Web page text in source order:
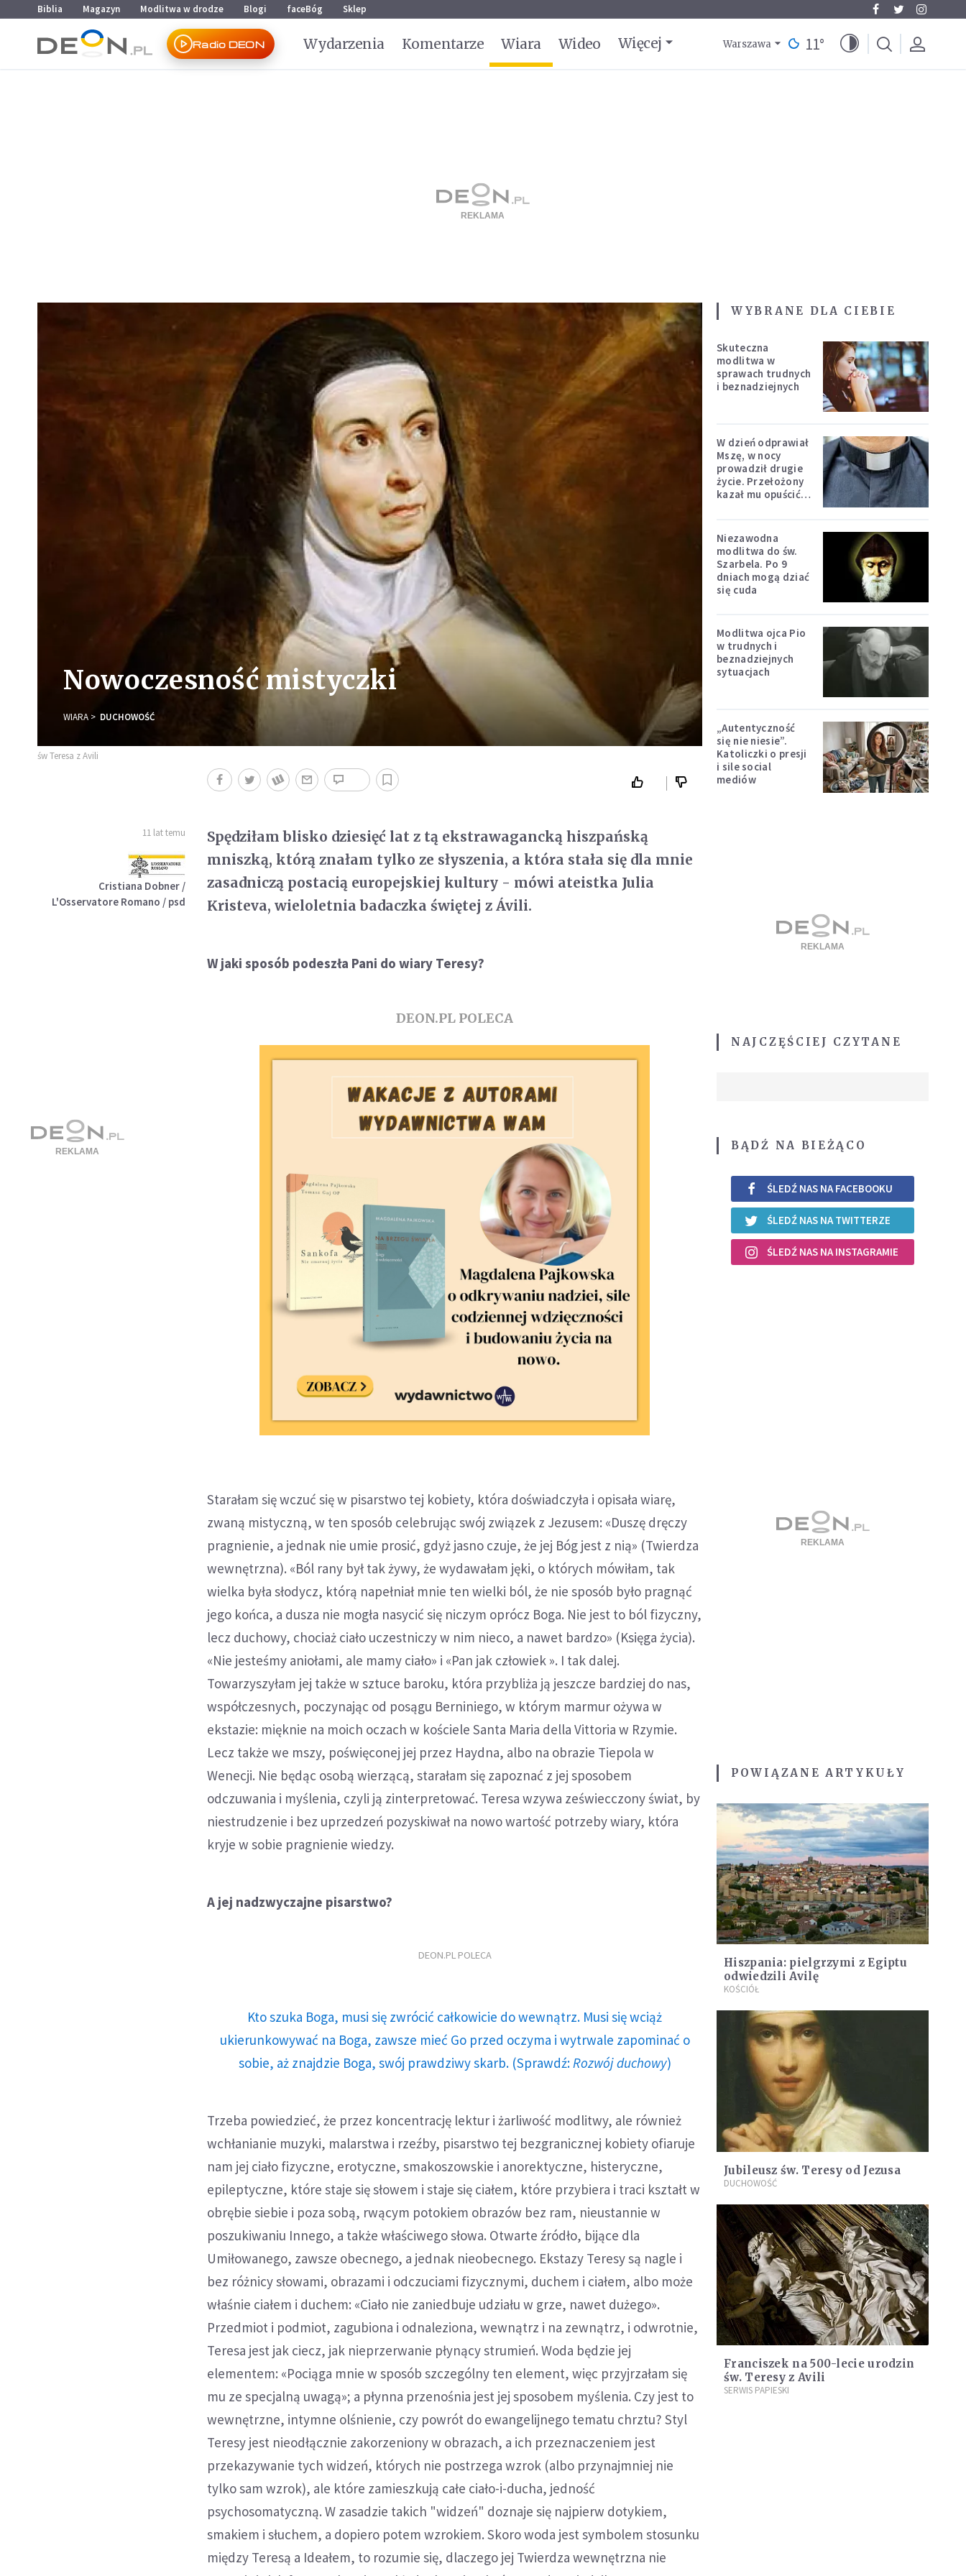
Przejdź do menu głównego
Przejdź do treści
Biblia Magazyn Modlitwa w drodze Blogi faceBóg Sklep
Radio DEON Wydarzenia Komentarze Wiara Wideo Więcej Warszawa 11°
Nowoczesność mistyczki
WIARA DUCHOWOŚĆ
św Teresa z Avili
11 lat temu
Cristiana Dobner /
L'Osservatore Romano / psd
Spędziłam blisko dziesięć lat z tą ekstrawagancką hiszpańską
mniszką, którą znałam tylko ze słyszenia, a która stała się dla mnie
zasadniczą postacią europejskiej kultury - mówi ateistka Julia
Kristeva, wieloletnia badaczka świętej z Ávili.
W jaki sposób podeszła Pani do wiary Teresy?
DEON.PL POLECA
Starałam się wczuć się w pisarstwo tej kobiety, która doświadczyła i opisała wiarę,
zwaną mistyczną, w ten sposób celebrując swój związek z Jezusem: «Duszę dręczy
pragnienie, a jednak nie umie prosić, gdyż jasno czuje, że jej Bóg jest z nią» (Twierdza
wewnętrzna). «Ból rany był tak żywy, że wydawałam jęki, o których mówiłam, tak
wielka była słodycz, którą napełniał mnie ten wielki ból, że nie sposób było pragnąć
jego końca, a dusza nie mogła nasycić się niczym oprócz Boga. Nie jest to ból fizyczny,
lecz duchowy, chociaż ciało uczestniczy w nim nieco, a nawet bardzo» (Księga życia).
«Nie jesteśmy aniołami, ale mamy ciało» i «Pan jak człowiek ». I tak dalej.
Towarzyszyłam jej także w sztuce baroku, która przybliża ją jeszcze bardziej do nas,
współczesnych, poczynając od posągu Berniniego, w którym marmur ożywa w
ekstazie: mięknie na moich oczach w kościele Santa Maria della Vittoria w Rzymie.
Lecz także we mszy, poświęconej jej przez Haydna, albo na obrazie Tiepola w
Wenecji. Nie będąc osobą wierzącą, starałam się zapoznać z jej sposobem
odczuwania i myślenia, czyli ją zinterpretować. Teresa wzywa zeświecczony świat, by
niestrudzenie i bez uprzedzeń pozyskiwał na nowo wartość potrzeby wiary, która
kryje w sobie pragnienie wiedzy.
A jej nadzwyczajne pisarstwo?
DEON.PL POLECA
Kto szuka Boga, musi się zwrócić całkowicie do wewnątrz. Musi się wciąż
ukierunkowywać na Boga, zawsze mieć Go przed oczyma i wytrwale zapominać o
sobie, aż znajdzie Boga, swój prawdziwy skarb. (Sprawdź: Rozwój duchowy)
Trzeba powiedzieć, że przez koncentrację lektur i żarliwość modlitwy, ale również
wchłanianie muzyki, malarstwa i rzeźby, pisarstwo tej bezgranicznej kobiety ofiaruje
nam jej ciało fizyczne, erotyczne, smakoszowskie i anorektyczne, histeryczne,
epileptyczne, które staje się słowem i staje się ciałem, które przybiera i traci kształt w
obrębie siebie i poza sobą, rwącym potokiem obrazów bez ram, nieustannie w
poszukiwaniu Innego, a także właściwego słowa. Otwarte źródło, bijące dla
Umiłowanego, zawsze obecnego, a jednak nieobecnego. Ekstazy Teresy są nagle i
bez różnicy słowami, obrazami i odczuciami fizycznymi, duchem i ciałem, albo może
właśnie ciałem i duchem: «Ciało nie zaniedbuje udziału w grze, nawet dużego».
Przedmiot i podmiot, zagubiona i odnaleziona, wewnątrz i na zewnątrz, i odwrotnie,
Teresa jest jak ciecz, jak nieprzerwanie płynący strumień. Woda będzie jej
elementem: «Pociąga mnie w sposób szczególny ten element, więc przyjrzałam się
mu ze specjalną uwagą»; a płynna przenośnia jest jej sposobem myślenia. Czy jest to
wewnętrzne, intymne olśnienie, czy powrót do ewangelijnego tematu chrztu? Styl
Teresy jest nieodłącznie zakorzeniony w obrazach, a ich przeznaczeniem jest
przekazywanie tych widzeń, których nie postrzega wzrok (albo przynajmniej nie
tylko sam wzrok), ale które zamieszkują całe ciało-i-ducha, jedność
psychosomatyczną. W zasadzie takich "widzeń" doznaje się najpierw dotykiem,
smakiem i słuchem, a dopiero potem wzrokiem. Skoro woda jest symbolem stosunku
między Teresą a Ideałem, to rozumie się, dlaczego jej Twierdza wewnętrzna nie
WYBRANE DLA CIEBIE
Skuteczna
modlitwa w
sprawach trudnych
i beznadziejnych
W dzień odprawiał
Mszę, w nocy
prowadził drugie
życie. Przełożony
kazał mu opuścić
Niezawodna
modlitwa do św.
Szarbela. Po 9
dniach mogą dziać
się cuda
Modlitwa ojca Pio
w trudnych i
beznadziejnych
sytuacjach
„Autentyczność
się nie niesie”.
Katoliczki o presji
i sile social
mediów
NAJCZĘŚCIEJ CZYTANE
BĄDŹ NA BIEŻĄCO
ŚLEDŹ NAS NA FACEBOOKU
ŚLEDŹ NAS NA TWITTERZE
ŚLEDŹ NAS NA INSTAGRAMIE
POWIĄZANE ARTYKUŁY
Hiszpania: pielgrzymi z Egiptu
odwiedzili Avilę
KOŚCIÓŁ
Jubileusz św. Teresy od Jezusa
DUCHOWOŚĆ
Franciszek na 500-lecie urodzin
św. Teresy z Avili
SERWIS PAPIESKI